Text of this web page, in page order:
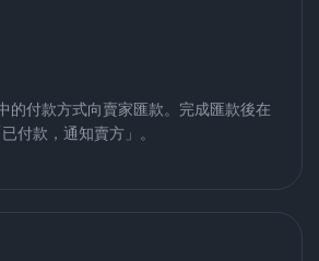
的付款方式向賣家匯款。完成匯款後在
付款，通知賣方」。